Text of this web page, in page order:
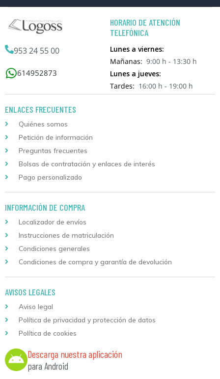
953 24 55 00
614952873
HORARIO DE ATENCIÓN
TELEFÓNICA
Lunes a viernes:
Mañanas: 9:00 h - 13:30 h
Lunes a jueves:
Tardes: 16:00 h - 19:00 h
ENLACES FRECUENTES
Quiénes somos
Petición de información
Preguntas frecuentes
Bolsas de contratación y enlaces de interés
Pago personalizado
INFORMACIÓN DE COMPRA
Localizador de envíos
Instrucciones de matriculación
Condiciones generales
Condiciones de compra y garantía de devolución
AVISOS LEGALES
Aviso legal
Política de privacidad y protección de datos
Política de cookies
Descarga nuestra aplicación
para Android